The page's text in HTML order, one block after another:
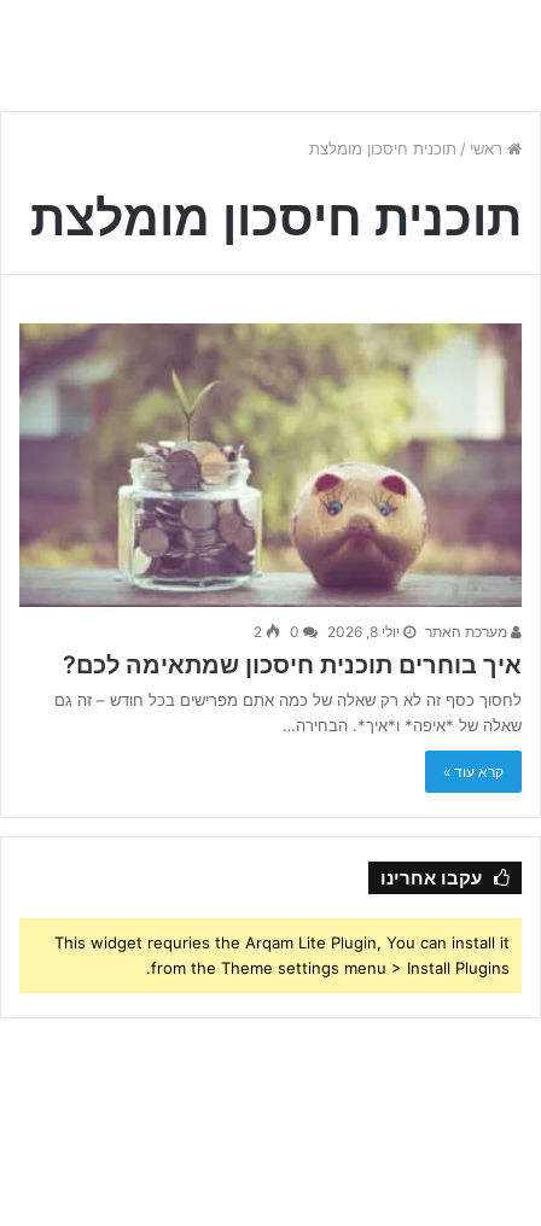
ראשי / תוכנית חיסכון מומלצת
תוכנית חיסכון מומלצת
מערכת האתר יולי 8, 2026 0
2
איך בוחרים תוכנית חיסכון שמתאימה לכם?
לחסוך כסף זה לא רק שאלה של כמה אתם מפרישים בכל חודש – זה גם
שאלה של *איפה* ו*איך*. הבחירה…
קרא עוד »
עקבו אחרינו
This widget requries the Arqam Lite Plugin, You can install it
from the Theme settings menu > Install Plugins.